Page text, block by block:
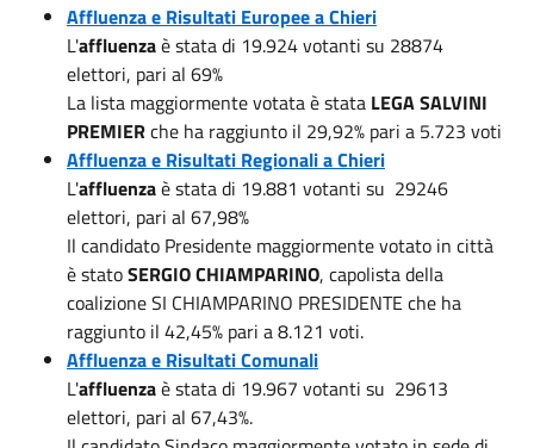
Affluenza e Risultati Europee a Chieri
L'affluenzaè stata di 19.924 votanti su 28874
elettori, pari al 69%
La lista maggiormente votata è stata LEGA SALVINI
PREMIERche ha raggiunto il 29,92% pari a 5.723 voti
Affluenza e Risultati Regionali a Chieri
L'affluenzaè stata di 19.881 votanti su 29246
elettori, pari al 67,98%
Il candidato Presidente maggiormente votato in città
è statoSERGIO CHIAMPARINO, capolista della
coalizione SI CHIAMPARINO PRESIDENTE che ha
raggiunto il 42,45% pari a 8.121 voti.
Affluenza e Risultati Comunali
L'affluenzaè stata di 19.967 votanti su 29613
elettori, pari al 67,43%.